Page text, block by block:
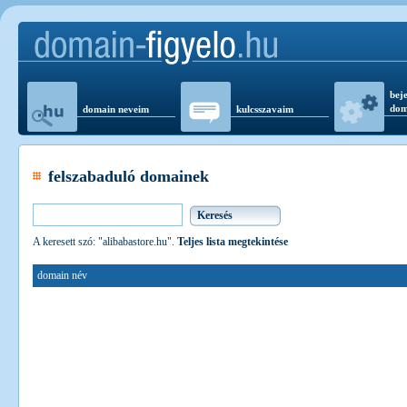
domain neveim kulcsszavaim
felszabaduló domainek
A keresett szó: "alibabastore.hu". Teljes lista megtekintése
domain név